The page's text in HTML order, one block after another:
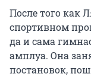
После того как
спортивном
да и сама
амплуа. Она
постановок,